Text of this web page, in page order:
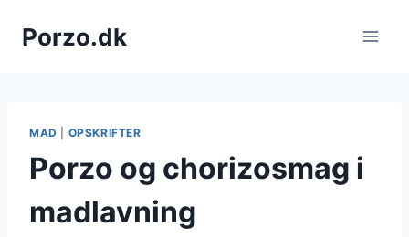
Porzo.dk
MAD OPSKRIFTER
Porzo og chorizosmag i
madlavning